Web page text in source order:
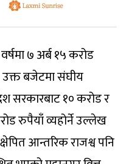
७ अर्ब १५ करोड
बजेटमा संघीय
सरकारबाट १० करोड र
रुपैयाँ व्यहोर्ने उल्लेख
आन्तरिक राजश्व पनि